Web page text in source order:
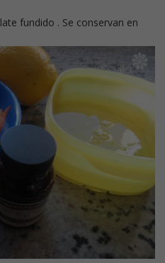
fundido . Se conservan en